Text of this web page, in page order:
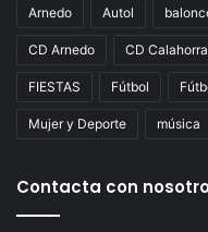
Arnedo Autol
CD Arnedo CD Calahorra
FIESTAS Fútbol
Mujer y Deporte música
Contacta con